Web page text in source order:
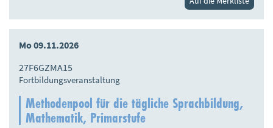
Mo 09.11.2026
27F6GZMA15
Fortbildungsveranstaltung
Methodenpool für die tägliche Sprachbildung,
Mathematik, Primarstufe